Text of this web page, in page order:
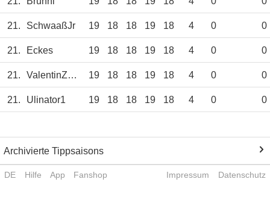
21. SchwaaßJr 19 18 18 19 18 4 0 0
21. Eckes 19 18 18 19 18 4 0 0
21. ValentinZogel 19 18 18 19 18 4 0 0
21. Ulinator1 19 18 18 19 18 4 0 0
Archivierte Tippsaisons
DE Hilfe App Fanshop Impressum Datenschutz